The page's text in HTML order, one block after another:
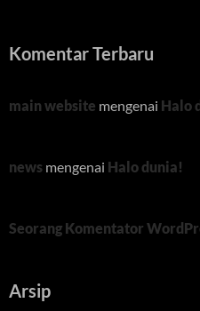
Komentar Terbaru
main website mengenai Halo
news mengenai Halo dunia!
Seorang Komentator
Arsip